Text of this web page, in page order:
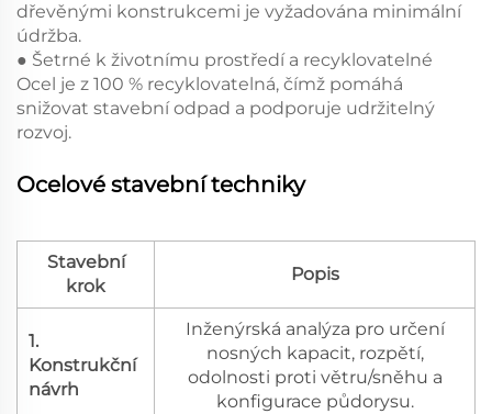
dřevěnými konstrukcemi je vyžadována minimální
údržba.
● Šetrné k životnímu prostředí a recyklovatelné
Ocel je z 100 % recyklovatelná, čímž pomáhá
snižovat stavební odpad a podporuje udržitelný
rozvoj.
Ocelové stavební techniky
Stavební
krok
Popis
1.
Konstrukční
návrh
Inženýrská analýza pro určení
nosných kapacit, rozpětí,
odolnosti proti větru/sněhu a
konfigurace půdorysu.